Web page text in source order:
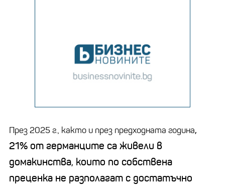
През 2025 г., както и през предходната година,
21% от германците са живели в
домакинства, които по собствена
преценка не разполагат с достатъчно